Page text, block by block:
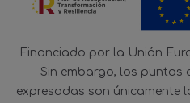
Financiado por la Unión
Sin embargo, los puntos
expresadas son únicamente